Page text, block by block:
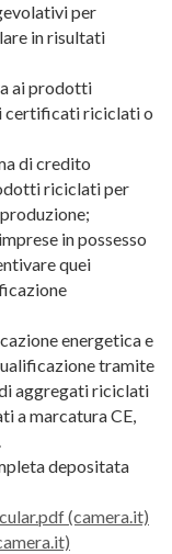
per
in risultati
ai prodotti
certificati riciclati o
di credito
riciclati per
in possesso
quei
energetica e
tramite
aggregati riciclati
a marcatura CE,
depositata
(camera.it)